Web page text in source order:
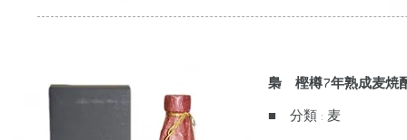
梟 樫樽7年熟成麦
■ 分類 : 麦